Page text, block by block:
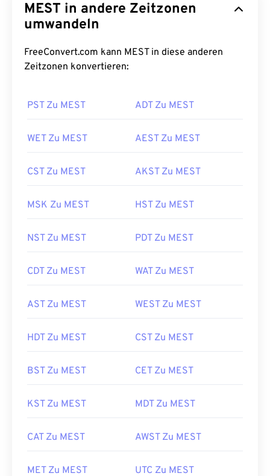
MEST in andere Zeitzonen
umwandeln
FreeConvert.com kann MEST in diese anderen
Zeitzonen konvertieren:
PST Zu MEST ADT Zu MEST
WET Zu MEST AEST Zu MEST
CST Zu MEST AKST Zu MEST
MSK Zu MEST HST Zu MEST
NST Zu MEST PDT Zu MEST
CDT Zu MEST WAT Zu MEST
AST Zu MEST WEST Zu MEST
HDT Zu MEST CST Zu MEST
BST Zu MEST CET Zu MEST
KST Zu MEST MDT Zu MEST
CAT Zu MEST AWST Zu MEST
MET Zu MEST UTC Zu MEST